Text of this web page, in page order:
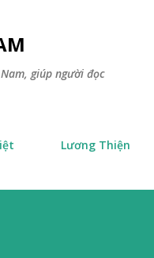
giúp người đọc
Lương Thiện